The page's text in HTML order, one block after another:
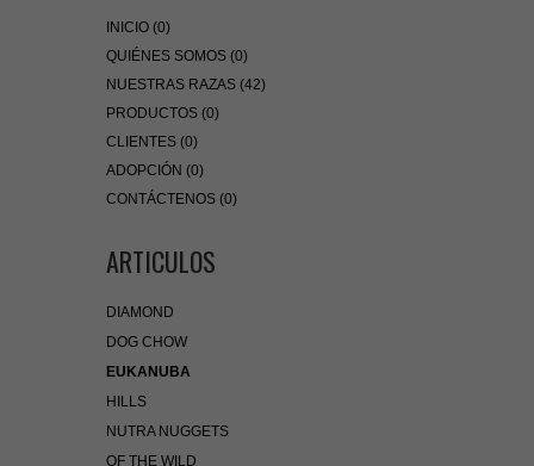
INICIO (0)
QUIÉNES SOMOS (0)
NUESTRAS RAZAS (42)
PRODUCTOS (0)
CLIENTES (0)
ADOPCIÓN (0)
CONTÁCTENOS (0)
ARTICULOS
DIAMOND
DOG CHOW
EUKANUBA
HILLS
NUTRA NUGGETS
OF THE WILD